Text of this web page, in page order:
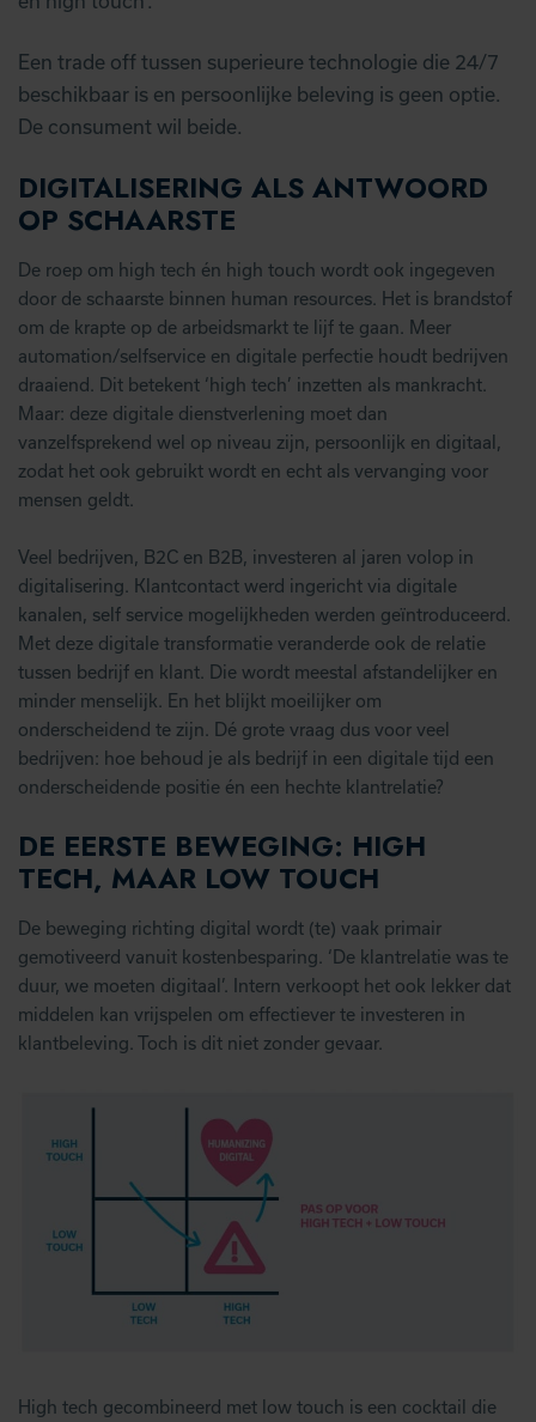
Een trade off tussen superieure technologie die 24/7
beschikbaar is en persoonlijke beleving is geen optie.
De consument wil beide.
DIGITALISERING ALS ANTWOORD
OP SCHAARSTE
De roep om high tech én high touch wordt ook ingegeven
door de schaarste binnen human resources. Het is brandstof
om de krapte op de arbeidsmarkt te lijf te gaan. Meer
automation/selfservice en digitale perfectie houdt bedrijven
draaiend. Dit betekent ‘high tech’ inzetten als mankracht.
Maar: deze digitale dienstverlening moet dan
vanzelfsprekend wel op niveau zijn, persoonlijk en digitaal,
zodat het ook gebruikt wordt en echt als vervanging voor
mensen geldt.
Veel bedrijven, B2C en B2B, investeren al jaren volop in
digitalisering. Klantcontact werd ingericht via digitale
kanalen, self service mogelijkheden werden geïntroduceerd.
Met deze digitale transformatie veranderde ook de relatie
tussen bedrijf en klant. Die wordt meestal afstandelijker en
minder menselijk. En het blijkt moeilijker om
onderscheidend te zijn. Dé grote vraag dus voor veel
bedrijven: hoe behoud je als bedrijf in een digitale tijd een
onderscheidende positie én een hechte klantrelatie?
DE EERSTE BEWEGING: HIGH
TECH, MAAR LOW TOUCH
De beweging richting digital wordt (te) vaak primair
gemotiveerd vanuit kostenbesparing. ‘De klantrelatie was te
duur, we moeten digitaal’. Intern verkoopt het ook lekker dat
middelen kan vrijspelen om effectiever te investeren in
klantbeleving. Toch is dit niet zonder gevaar.
High tech gecombineerd met low touch is een cocktail die